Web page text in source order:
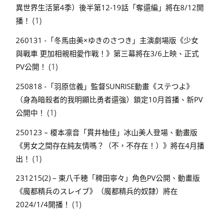
異世界生活第4季）後半第12-19話「奪還編」將在8/12開
播！ (1)
260131 -「冬馬由美×ゆきのさつき」主演劇場版《少女
與戰車 更加相親相愛作戰！》第三幕將在3/6上映、正式
PV公開！ (1)
250818 -「羽原信義」監督SUNRISE動畫《ステつよ》
（身為暗殺者的我明顯比勇者還強）鎖定10月首播、新PV
公開中！ (1)
250123 – 榎本凛音「貫井柚佳」冰山美人登場、動畫版
《男女之間存在純友情嗎？（不，不存在！）》將在4月播
出！ (1)
231215(2) – 東八千穂「稗田寧々」角色PV公開、動畫版
《魔都精兵のスレイブ》（魔都精兵的奴隸）將在
2024/1/4開播！ (1)